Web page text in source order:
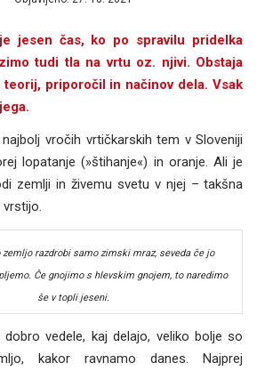
jesen čas, ko po spravilu pridelka
tudi tla na vrtu oz. njivi. Obstaja
priporočil in načinov dela. Vsak
vročih vrtičkarskih tem v Sloveniji
lopatanje (»štihanje«) in oranje. Ali je
zemlji in živemu svetu v njej – takšna
vrstijo.
zemljo razdrobi samo zimski mraz, seveda če jo
Če gnojimo s hlevskim gnojem, to naredimo
še v topli jeseni.
vedele, kaj delajo, veliko bolje so
kakor ravnamo danes. Najprej